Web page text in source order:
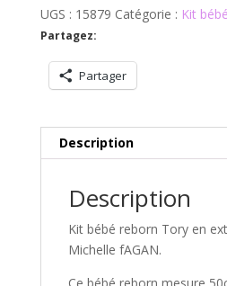
UGS : 15879 Catégorie : Kit
Partagez:
Partager
Description
Description
Kit bébé reborn Tory en
Michelle fAGAN.